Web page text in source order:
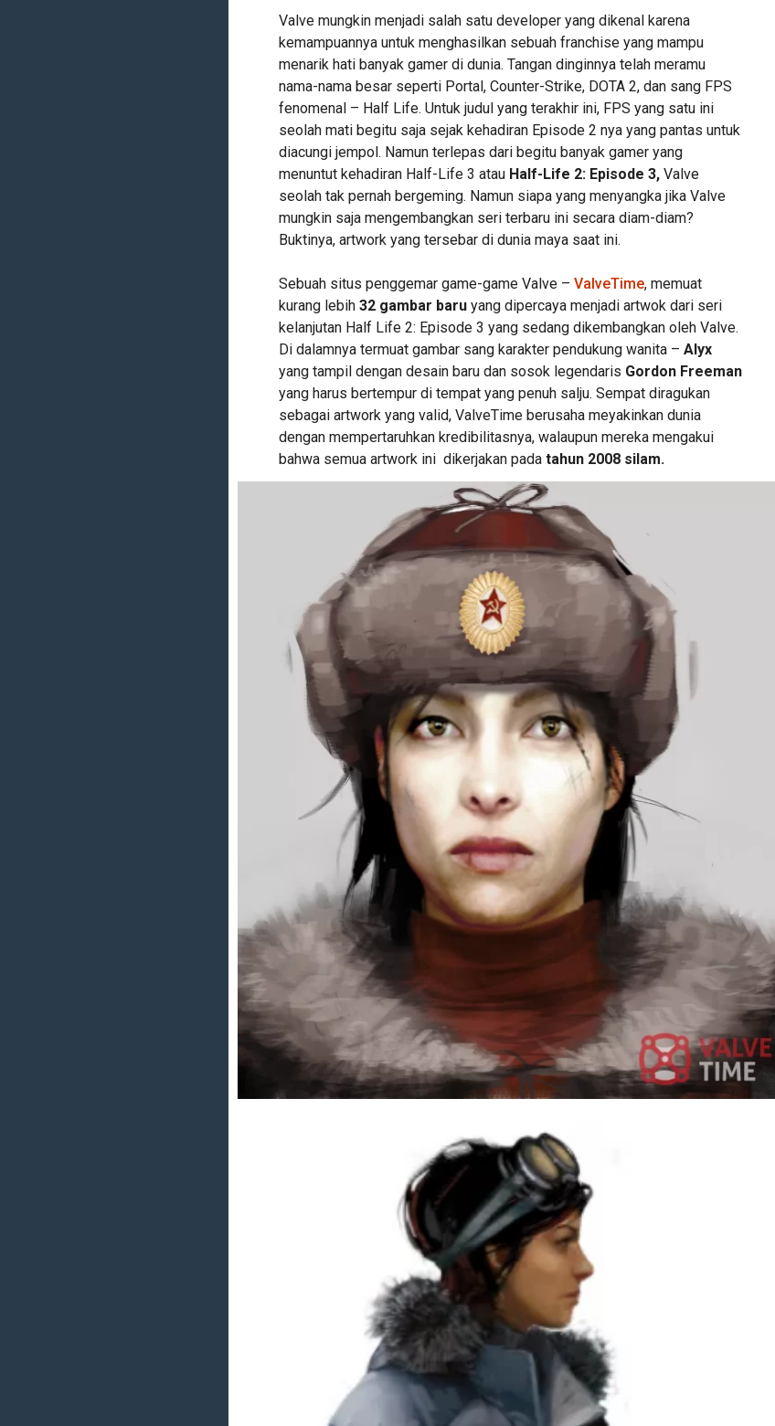
Valve mungkin menjadi salah satu developer yang dikenal karena
kemampuannya untuk menghasilkan sebuah franchise yang mampu
menarik hati banyak gamer di dunia. Tangan dinginnya telah meramu
nama-nama besar seperti Portal, Counter-Strike, DOTA 2, dan sang FPS
fenomenal – Half Life. Untuk judul yang terakhir ini, FPS yang satu ini
seolah mati begitu saja sejak kehadiran Episode 2 nya yang pantas untuk
diacungi jempol. Namun terlepas dari begitu banyak gamer yang
menuntut kehadiran Half-Life 3 atauHalf-Life 2: Episode 3,Valve
seolah tak pernah bergeming. Namun siapa yang menyangka jika Valve
mungkin saja mengembangkan seri terbaru ini secara diam-diam?
Buktinya, artwork yang tersebar di dunia maya saat ini.
Sebuah situs penggemar game-game Valve – ValveTime, memuat
kurang lebih 32 gambar baruyang dipercaya menjadi artwok dari seri
kelanjutan Half Life 2: Episode 3 yang sedang dikembangkan oleh Valve.
Di dalamnya termuat gambar sang karakter pendukung wanita – Alyx
yang tampil dengan desain baru dan sosok legendaris Gordon Freeman
yang harus bertempur di tempat yang penuh salju. Sempat diragukan
sebagai artwork yang valid, ValveTime berusaha meyakinkan dunia
dengan mempertaruhkan kredibilitasnya, walaupun mereka mengakui
bahwa semua artwork ini dikerjakan padatahun 2008 silam.